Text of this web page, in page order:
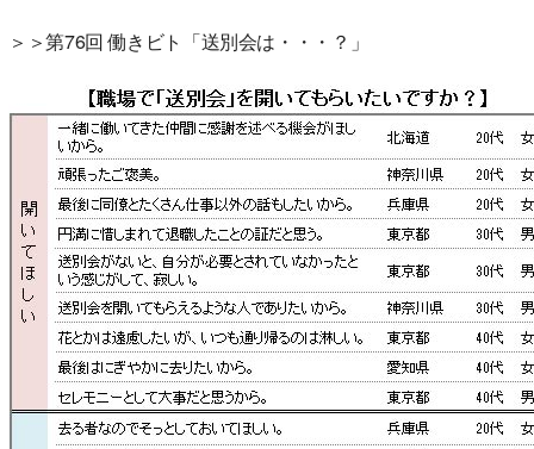
＞＞第76回 働きビト「送別会は・・・？」